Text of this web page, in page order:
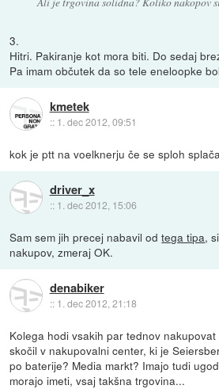
3.
Hitri. Pakiranje kot mora biti. Do sedaj
Pa imam občutek da so tele eneloopke
kmetek
:: 1. dec 2012, 09:51
kok je ptt na voelknerju če se sploh
driver_x
:: 1. dec 2012, 15:06
Sam sem jih precej nabavil odtega tipa,
nakupov, zmeraj OK.
denabiker
:: 1. dec 2012, 21:18
Kolega hodi vsakih par tednov
skočil v nakupovalni center, ki je
po baterije? Media markt? Imajo tudi
morajo imeti, vsaj takšna trgovina...